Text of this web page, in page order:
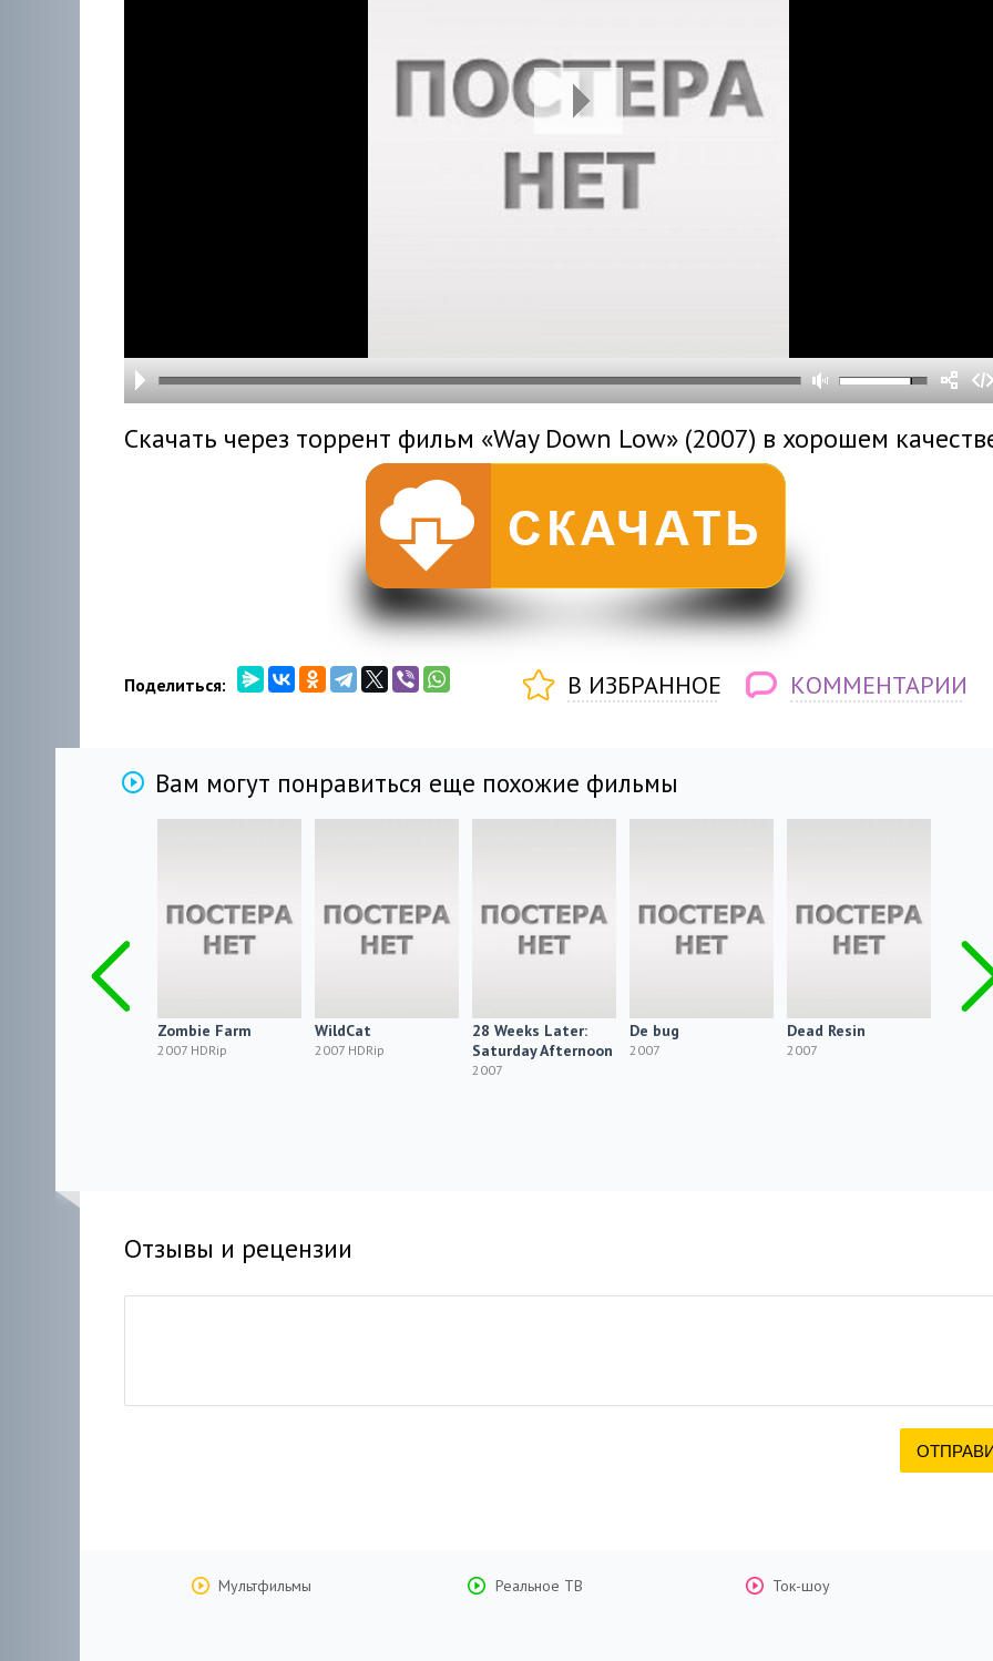
Скачать через торрент фильм «Way Down Low» (2007) в хорошем
Поделиться: В ИЗБРАННОЕ КОММЕНТАРИИ
Вам могут понравиться еще похожие фильмы
Zombie Farm
2007 HDRip
WildCat
2007 HDRip
28 Weeks Later:
Saturday Afternoon
2007
De bug
2007
Dead Resin
2007
Отзывы и рецензии
Мультфильмы Реальное ТВ Ток-шоу